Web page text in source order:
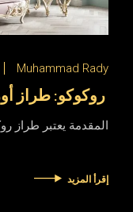
Muhammad Rady
روكوكو: طراز
المقدمة يعتبر طراز
إقرأ المزيد